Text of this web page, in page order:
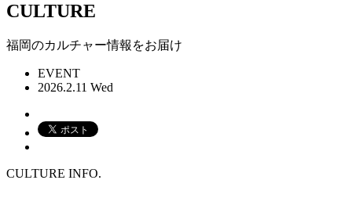
CULTURE
福岡のカルチャー情報をお届け
EVENT
2026.2.11 Wed
CULTURE INFO.